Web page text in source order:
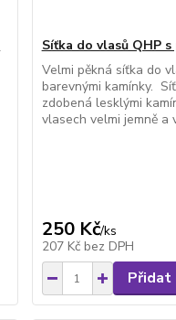
Síťka do vlasů QHP
Velmi pěkná síťka do
barevnými kamínky.
zdobená lesklými
vlasech velmi jemně a
250 Kč/ks
207 Kč bez DPH
Přidat